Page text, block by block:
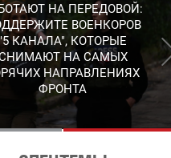
ПОКОЛЕНИЕ
КАК УКРАИНСКИЙ
3 МЕНЯЕТ ПРАВИЛА
В ОБНАРУЖЕНИИ FPV-
ДРОНОВ
НА ПЕРЕДОВОЙ:
ВОЕНКОРОВ
КАНАЛА", КОТОРЫЕ
НА САМЫХ
НАПРАВЛЕНИЯХ
ФРОНТА